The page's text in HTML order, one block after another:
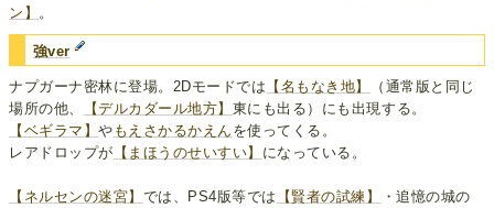
ン】
。
強ver
ナプガーナ密林に登場。2Dモードでは 【名もなき地】
（通常版と同じ
場所の他、
【デルカダール地方】 東にも出る）にも出現する。
【ベギラマ】や もえさかるかえん を使ってくる。
レアドロップが 【まほうのせいすい】 になっている。
【ネルセンの迷宮】 では、PS4版等では 【賢者の試練】
・追憶の城の